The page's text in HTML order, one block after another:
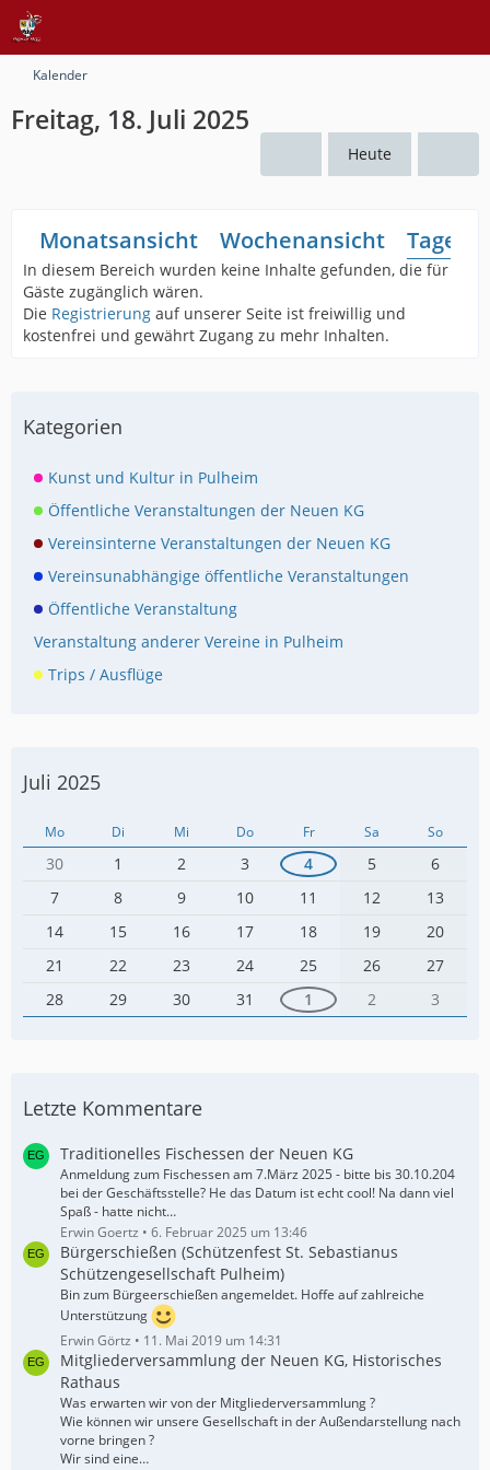
Kalender
Freitag, 18. Juli 2025
Heute
Monatsansicht Wochenansicht
In diesem Bereich wurden keine Inhalte gefunden, die für
Gäste zugänglich wären.
Die Registrierung auf unserer Seite ist freiwillig und
kostenfrei und gewährt Zugang zu mehr Inhalten.
Kategorien
Kunst und Kultur in Pulheim
Öffentliche Veranstaltungen der Neuen KG
Vereinsinterne Veranstaltungen der Neuen KG
Vereinsunabhängige öffentliche Veranstaltungen
Öffentliche Veranstaltung
Veranstaltung anderer Vereine in Pulheim
Trips / Ausflüge
Juli 2025
Mo Di Mi Do Fr Sa So
30 1 2 3 4 5
6
7
8 9 10 11 12
13
14
15 16 17 18 19
20
21
22 23 24 25 26
27
28
29 30 31 1 2 3
Letzte Kommentare
Traditionelles Fischessen der Neuen KG
Anmeldung zum Fischessen am 7.März 2025 - bitte bis 30.10.204
bei der Geschäftsstelle? He das Datum ist echt cool! Na dann viel
Spaß - hatte nicht…
Erwin Goertz
6. Februar 2025 um 13:46
Bürgerschießen (Schützenfest St. Sebastianus
Schützengesellschaft Pulheim)
Bin zum Bürgeerschießen angemeldet. Hoffe auf zahlreiche
Unterstützung
Erwin Görtz
11. Mai 2019 um 14:31
Mitgliederversammlung der Neuen KG, Historisches
Rathaus
Was erwarten wir von der Mitgliederversammlung ?
Wie können wir unsere Gesellschaft in der Außendarstellung nach
vorne bringen ?
Wir sind eine…